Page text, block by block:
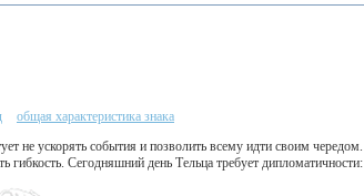
общая характеристика знака
не ускорять события и позволить всему идти своим чередом.
Сегодняшний день Тельца требует дипломатичности: